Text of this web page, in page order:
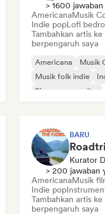
> 1600
AmericanaMusik
Indie popLofi
Tambahkan artis
berpengaruh saya
Americana
Musik
Musik folk indie
Singer-songwriter
BARU
Kurator
> 200 jawaban
AmericanaMusik
Indie pop
Tambahkan artis
berpengaruh saya